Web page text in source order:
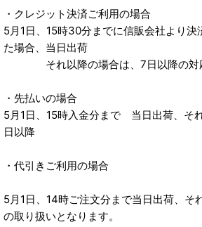
・クレジット決済ご利用の場合
5月1日、15時30分までに信販会社より決
た場合、当日出荷
それ以降の場合は、7日以降の対
・先払いの場合
5月1日、15時入金分まで 当日出荷、そ
日以降
・代引きご利用の場合
5月1日、14時ご注文分まで当日出荷、そ
の取り扱いとなります。